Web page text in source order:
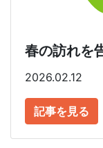
春の訪れを
2026.02.12
記事を見る